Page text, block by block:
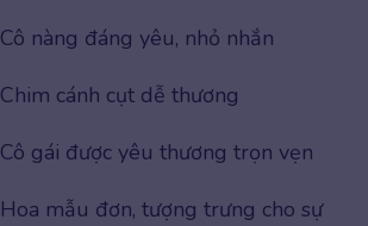
Cô nàng đáng yêu, nhỏ nhắn
Chim cánh cụt dễ thương
Cô gái được yêu thương trọn vẹn
Hoa mẫu đơn, tượng trưng cho sự